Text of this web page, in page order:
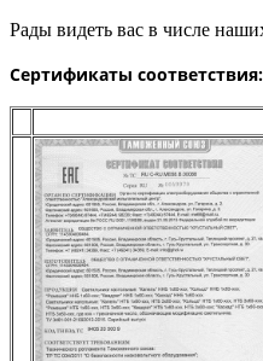
Рады видеть вас в числе
Сертификаты соответствия: